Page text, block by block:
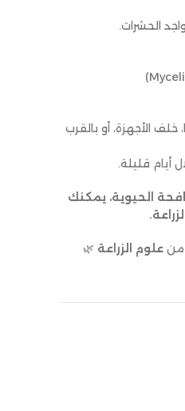
الحشرات.
الأجهزة، أو بالقرب
أيام قليلة.
الحيوية، يمكنك
منعلوم الزراعة 🌿